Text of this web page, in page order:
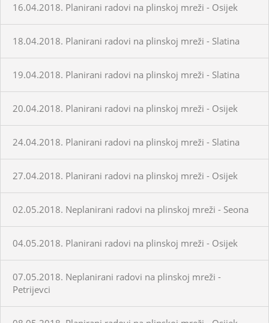
16.04.2018. Planirani radovi na plinskoj mreži - Osijek
18.04.2018. Planirani radovi na plinskoj mreži - Slatina
19.04.2018. Planirani radovi na plinskoj mreži - Slatina
20.04.2018. Planirani radovi na plinskoj mreži - Osijek
24.04.2018. Planirani radovi na plinskoj mreži - Slatina
27.04.2018. Planirani radovi na plinskoj mreži - Osijek
02.05.2018. Neplanirani radovi na plinskoj mreži - Seona
04.05.2018. Planirani radovi na plinskoj mreži - Osijek
07.05.2018. Neplanirani radovi na plinskoj mreži -
Petrijevci